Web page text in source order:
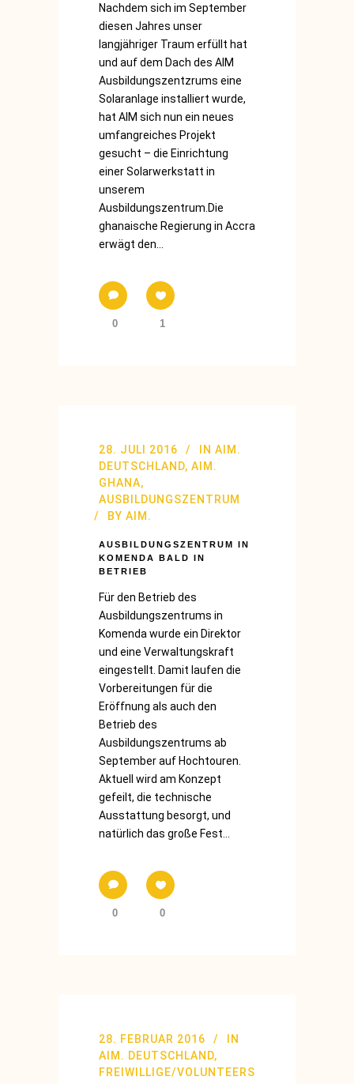
Nachdem sich im September
diesen Jahres unser
langjähriger Traum erfüllt hat
und auf dem Dach des AIM
Ausbildungszentzrums eine
Solaranlage installiert wurde,
hat AIM sich nun ein neues
umfangreiches Projekt
gesucht – die Einrichtung
einer Solarwerkstatt in
unserem
Ausbildungszentrum.Die
ghanaische Regierung in Accra
erwägt den...
0 1
28. JULI 2016 IN AIM.
DEUTSCHLAND, AIM.
GHANA,
AUSBILDUNGSZENTRUM
BY AIM.
AUSBILDUNGSZENTRUM IN
KOMENDA BALD IN
BETRIEB
Für den Betrieb des
Ausbildungszentrums in
Komenda wurde ein Direktor
und eine Verwaltungskraft
eingestellt. Damit laufen die
Vorbereitungen für die
Eröffnung als auch den
Betrieb des
Ausbildungszentrums ab
September auf Hochtouren.
Aktuell wird am Konzept
gefeilt, die technische
Ausstattung besorgt, und
natürlich das große Fest...
0 0
28. FEBRUAR 2016
IN
AIM. DEUTSCHLAND,
FREIWILLIGE/VOLUNTEERS